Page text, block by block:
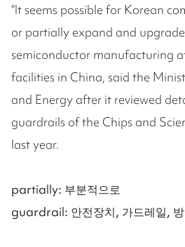
“It seems possible for Korean
or partially expand and
semiconductor manufacturing
facilities in China, said the
and Energy after it reviewed
guardrails of the Chips and
last year.
partially: 부분적으로
guardrail: 안전장치, 가드레일,